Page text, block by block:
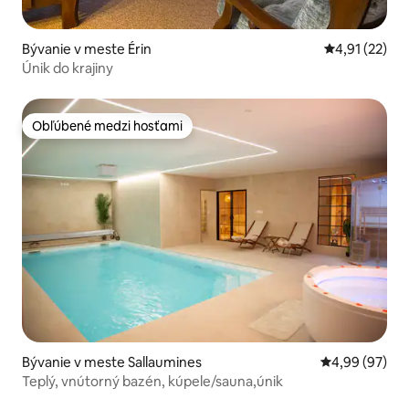
Bývanie v meste Érin Priemerné
4,91 (22)
Únik do krajiny
Obľúbené medzi hosťami
Obľúbené medzi hosťami
Bývanie v meste Sallaumines Priemerné
4,99 (97)
Teplý, vnútorný bazén, kúpele/sauna,únik